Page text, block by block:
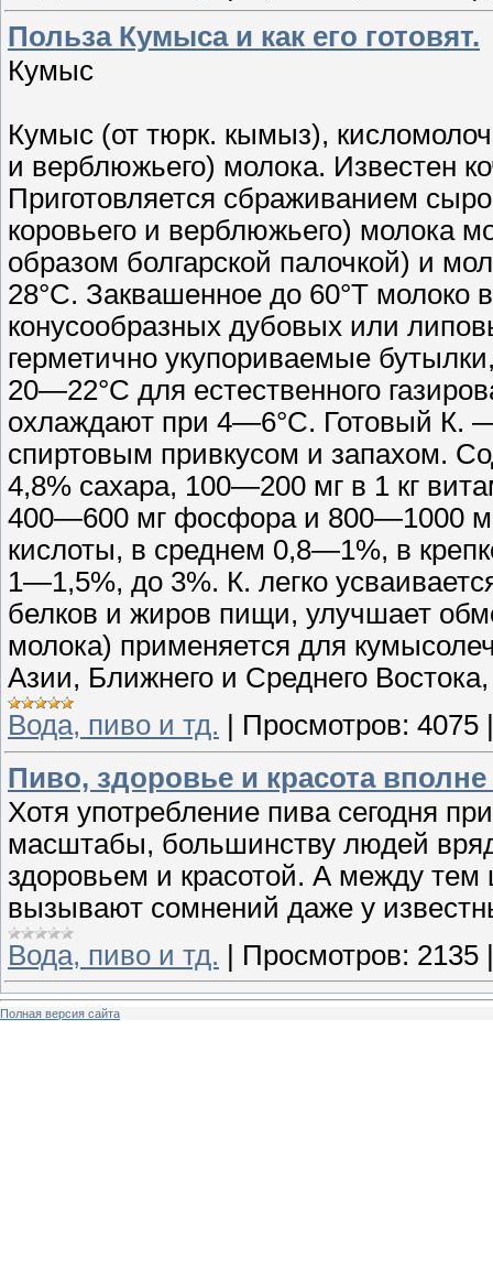
Польза Кумыса и как его готовят.
Кумыс
Кумыс (от тюрк. кымыз),
и верблюжьего) молока. Известен
Приготовляется сбраживанием
коровьего и верблюжьего) молока
образом болгарской палочкой) и
28°С. Заквашенное до 60°Т
конусообразных дубовых или
герметично укупориваемые
20—22°С для естественного
охлаждают при 4—6°С. Готовый К.
спиртовым привкусом и запахом.
4,8% сахара, 100—200 мг в 1 кг
400—600 мг фосфора и 800—1000
кислоты, в среднем 0,8—1%, в
1—1,5%, до 3%. К. легко
белков и жиров пищи, улучшает
молока) применяется для
Азии, Ближнего и Среднего
Вода, пиво и тд.
Просмотров: 4075
Пиво, здоровье и красота
Хотя употребление пива сегодня
масштабы, большинству людей
здоровьем и красотой. А между тем
вызывают сомнений даже у
Вода, пиво и тд.
Просмотров: 2135
Полная версия сайта